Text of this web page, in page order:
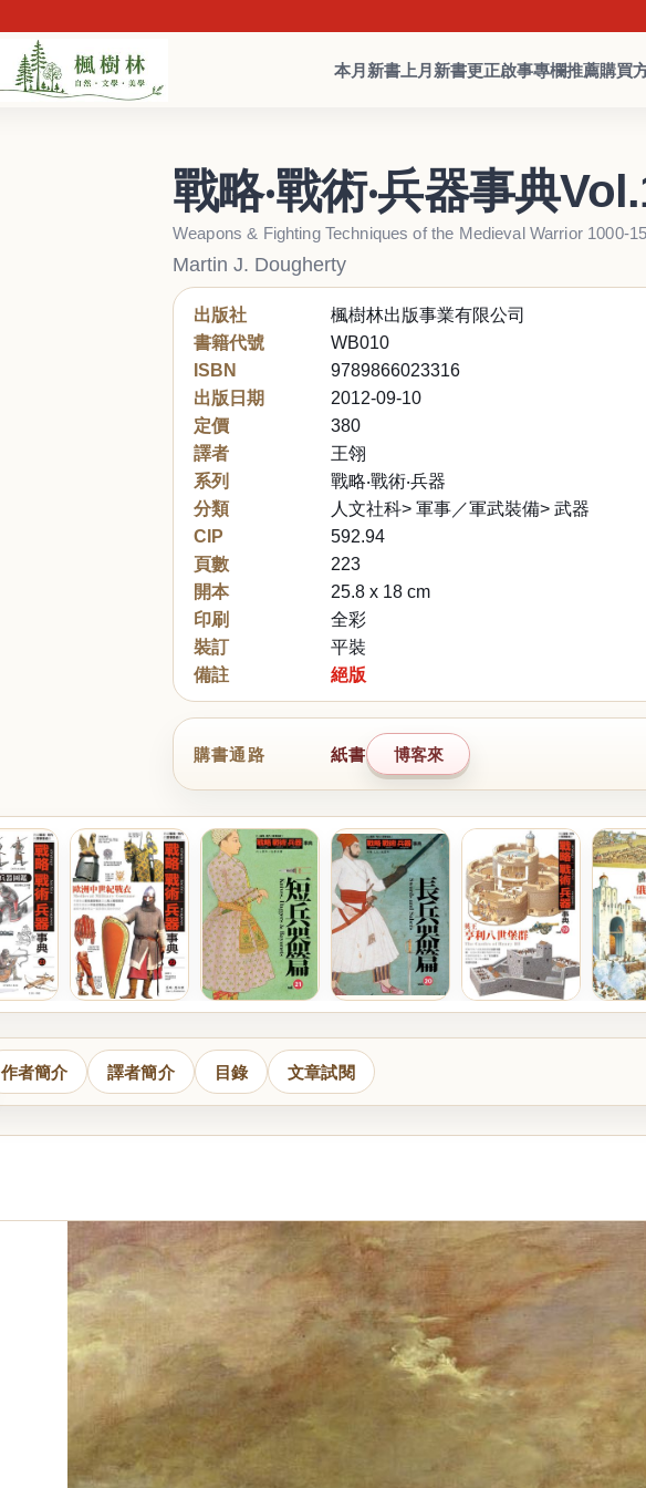
本月新書 上月新書更正啟事專欄推薦購買
戰略‧戰術‧兵器事典
Weapons & Fighting Techniques of the Medieval Warrior 1000-
Martin J. Dougherty
出版社
楓樹林出版事業有限公司
書籍代號
WB010
ISBN
9789866023316
出版日期
2012-09-10
定價
380
譯者
王翎
系列
戰略‧戰術‧兵器
分類
人文社科> 軍事／軍武裝備> 武器
CIP
592.94
頁數
223
開本
25.8 x 18 cm
印刷
全彩
裝訂
平裝
備註
絕版
購書通路 紙書 博客來
作者簡介 譯者簡介 目錄 文章試閱